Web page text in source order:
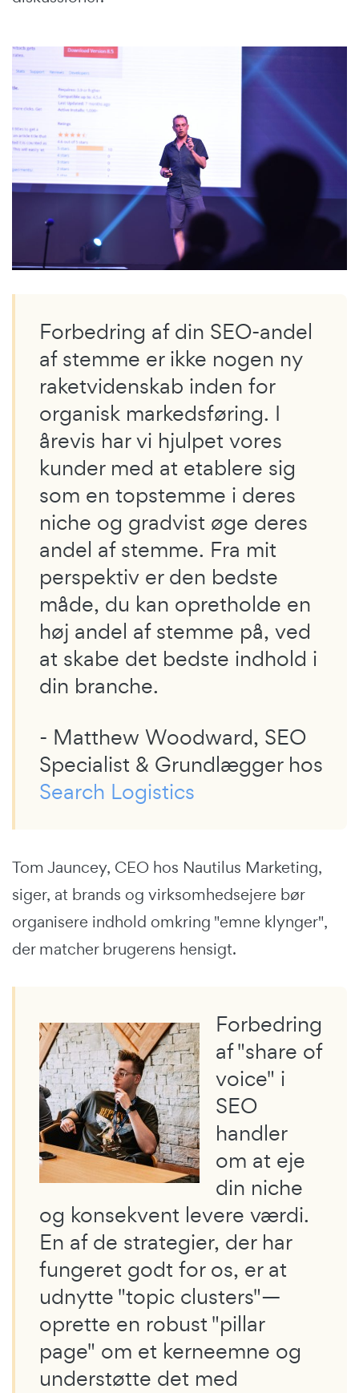
Forbedring af din SEO-andel
af stemme er ikke nogen ny
raketvidenskab inden for
organisk markedsføring. I
årevis har vi hjulpet vores
kunder med at etablere sig
som en topstemme i deres
niche og gradvist øge deres
andel af stemme. Fra mit
perspektiv er den bedste
måde, du kan opretholde en
høj andel af stemme på, ved
at skabe det bedste indhold i
din branche.
- Matthew Woodward, SEO
Specialist & Grundlægger hos
Search Logistics
Tom Jauncey, CEO hos Nautilus Marketing,
siger, at brands og virksomhedsejere bør
organisere indhold omkring "emne klynger",
der matcher brugerens hensigt.
Forbedring
af "share of
voice" i
SEO
handler
om at eje
din niche
og konsekvent levere værdi.
En af de strategier, der har
fungeret godt for os, er at
udnytte "topic clusters"—
oprette en robust "pillar
page" om et kerneemne og
understøtte det med